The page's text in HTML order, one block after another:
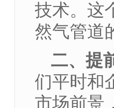
技术。这
然气管道
二、提
们平时和
市场前景